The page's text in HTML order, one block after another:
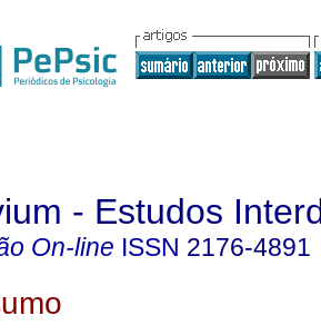
- Estudos
On-line ISSN 2176-4891